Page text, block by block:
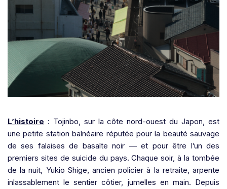
L’histoire : Tojinbo, sur la côte nord-ouest du Japon, est
une petite station balnéaire réputée pour la beauté sauvage
de ses falaises de basalte noir — et pour être l’un des
premiers sites de suicide du pays. Chaque soir, à la tombée
de la nuit, Yukio Shige, ancien policier à la retraite, arpente
inlassablement le sentier côtier, jumelles en main. Depuis